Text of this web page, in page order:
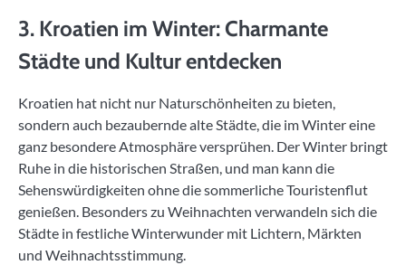
3. Kroatien im Winter: Charmante
Städte und Kultur entdecken
Kroatien hat nicht nur Naturschönheiten zu bieten,
sondern auch bezaubernde alte Städte, die im Winter eine
ganz besondere Atmosphäre versprühen. Der Winter bringt
Ruhe in die historischen Straßen, und man kann die
Sehenswürdigkeiten ohne die sommerliche Touristenflut
genießen. Besonders zu Weihnachten verwandeln sich die
Städte in festliche Winterwunder mit Lichtern, Märkten
und Weihnachtsstimmung.